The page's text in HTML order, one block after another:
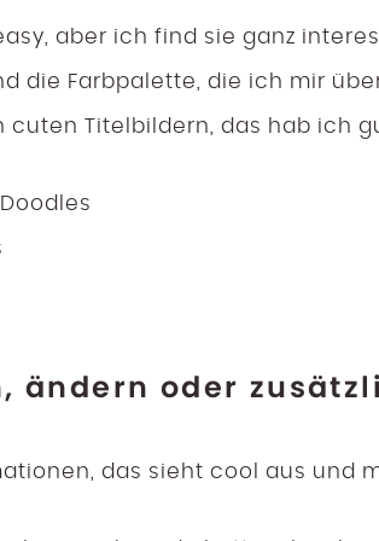
aber ich find sie ganz
die Farbpalette, die ich mir
Titelbildern, das hab ich
ändern oder
das sieht cool aus und